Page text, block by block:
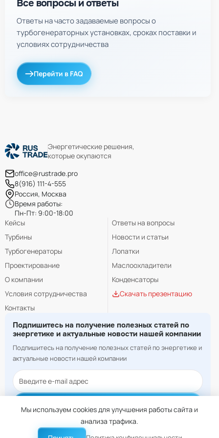
Все вопросы и ответы
Ответы на часто задаваемые вопросы о
турбогенераторных установках, сроках поставки и
условиях сотрудничества
Перейти в FAQ
Энергетические решения,
которые окупаются
office@rustrade.pro
8(916) 111-4-555
Россия, Москва
Время работы:
Пн-Пт: 9:00-18:00
Кейсы
Турбины
Турбогенераторы
Проектирование
О компании
Условия сотрудничества
Контакты
Ответы на вопросы
Новости и статьи
Лопатки
Маслоохладители
Конденсаторы
Скачать презентацию
Подпишитесь на получение полезных статей по
энергетике и актуальные новости нашей компании
Подпишитесь на получение полезных статей по энергетике и
актуальные новости нашей компании
© 2026 Rustrade. Все права защищены.
Мы используем cookies для улучшения работы сайта и
анализа трафика.